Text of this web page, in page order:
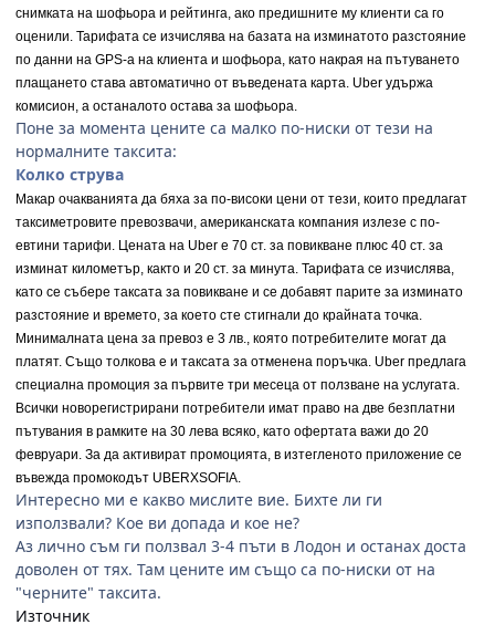
снимката на шофьора и рейтинга, ако предишните му клиенти са го
оценили. Тарифата се изчислява на базата на изминатото разстояние
по данни на GPS-а на клиента и шофьора, като накрая на пътуването
плащането става автоматично от въведената карта. Uber удържа
комисион, а останалото остава за шофьора.
Поне за момента цените са малко по-ниски от тези на
нормалните таксита:
Колко струва
Макар очакванията да бяха за по-високи цени от тези, които предлагат
таксиметровите превозвачи, американската компания излезе с по-
евтини тарифи. Цената на Uber е 70 ст. за повикване плюс 40 ст. за
изминат километър, както и 20 ст. за минута. Тарифата се изчислява,
като се събере таксата за повикване и се добавят парите за изминато
разстояние и времето, за което сте стигнали до крайната точка.
Минималната цена за превоз е 3 лв., която потребителите могат да
платят. Също толкова е и таксата за отменена поръчка. Uber предлага
специална промоция за първите три месеца от ползване на услугата.
Всички новорегистрирани потребители имат право на две безплатни
пътувания в рамките на 30 лева всяко, като офертата важи до 20
февруари. За да активират промоцията, в изтегленото приложение се
въвежда промокодът UBERXSOFIA.
Интересно ми е какво мислите вие. Бихте ли ги
използвали? Кое ви допада и кое не?
Аз лично съм ги ползвал 3-4 пъти в Лодон и останах доста
доволен от тях. Там цените им също са по-ниски от на
"черните" таксита.
Източник